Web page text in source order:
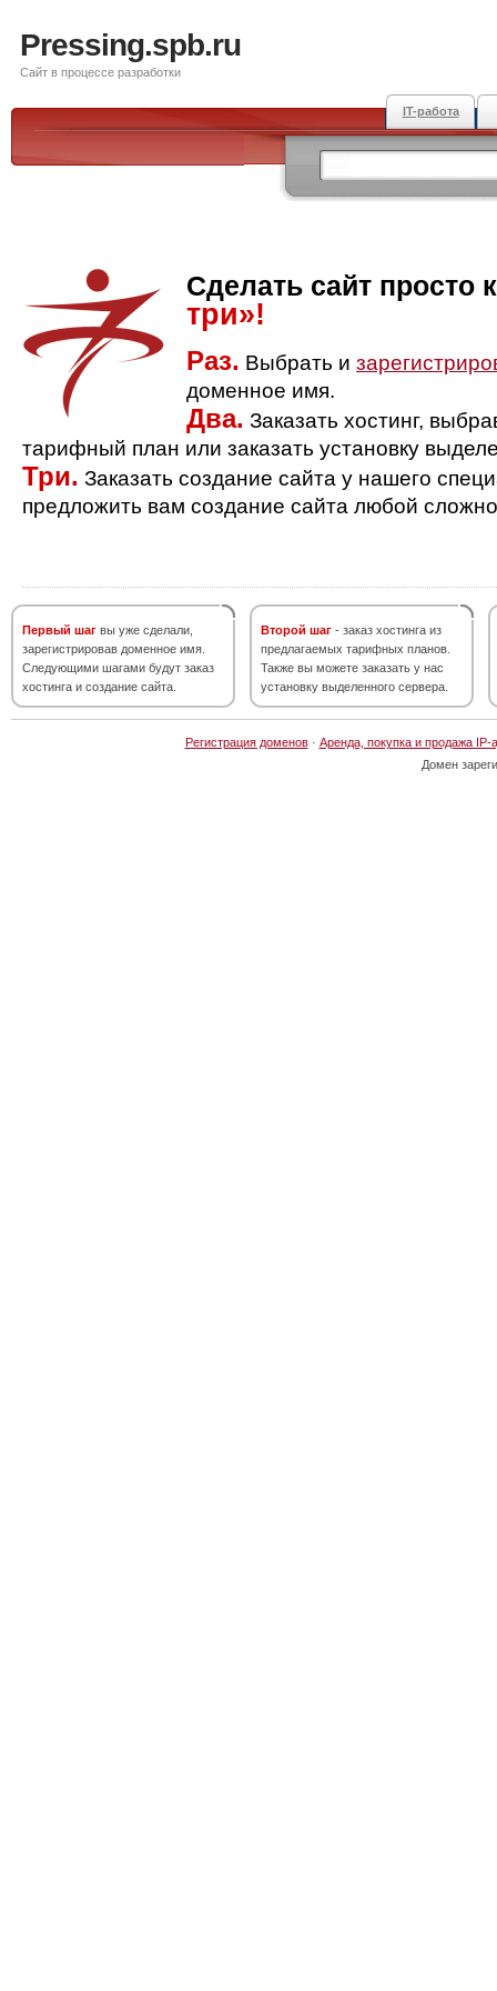
Pressing.spb.ru
Сайт в процессе разработки
IT-работа
Сделать сайт просто
три»!
Раз. Выбрать и
доменное имя.
Два. Заказать хостинг,
тарифный план или заказать установку
Три. Заказать создание сайта у нашего
предложить вам создание сайта любой
Первый шаг вы уже сделали,
зарегистрировав доменное имя.
Следующими шагами будут заказ
хостинга и создание сайта.
Второй шаг - заказ хостинга из
предлагаемых тарифных планов.
Также вы можете заказать у нас
установку выделенного сервера.
Регистрация доменов· Аренда, покупка и продажа IP-
Домен